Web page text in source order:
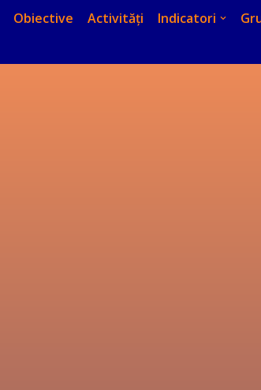
Obiective Activități Indicatori